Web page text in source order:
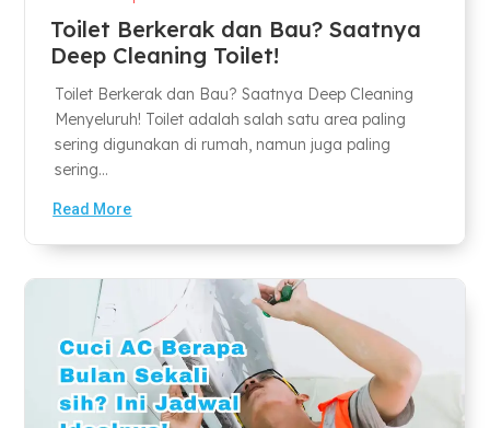
Toilet Berkerak dan Bau? Saatnya
Deep Cleaning Toilet!
Toilet Berkerak dan Bau? Saatnya Deep Cleaning
Menyeluruh! Toilet adalah salah satu area paling
sering digunakan di rumah, namun juga paling
sering...
Read More